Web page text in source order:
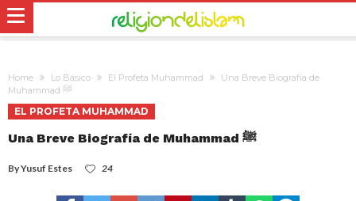
Home Lo Básico El Profeta Muhammad
Una Breve Biografía de
Muhammad ﷺ
EL PROFETA MUHAMMAD
Una Breve Biografía de Muhammad ﷺ
ByYusuf Estes 24